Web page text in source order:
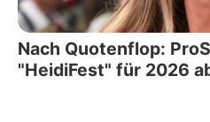
Nach Quotenflop:
"HeidiFest" für 2026